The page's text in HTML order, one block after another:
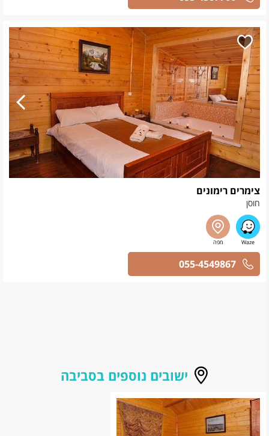
צימרים רימונים
חוסן
055-4549867
ישובים נוספים בסביבה